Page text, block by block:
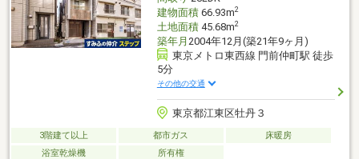
建物面積66.93m2
土地面積45.68m2
築年月 2004年12月(築21年9ヶ月)
東京メトロ東西線 門前仲町駅 徒歩
5分
その他の交通
東京都江東区牡丹３
3階建て以上 都市ガス
床暖房
浴室乾燥機
所有権